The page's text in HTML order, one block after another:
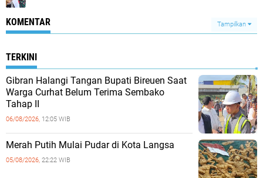
KOMENTAR Tampilkan
TERKINI
Gibran Halangi Tangan Bupati Bireuen Saat
Warga Curhat Belum Terima Sembako
Tahap II
06/08/2026, 12:05 WIB
Merah Putih Mulai Pudar di Kota Langsa
05/08/2026, 22:22 WIB